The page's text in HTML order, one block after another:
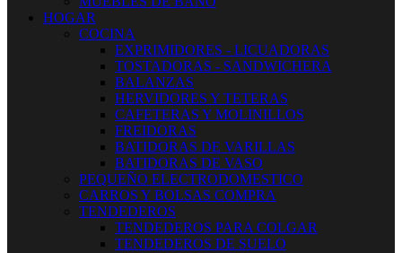
HOGAR
COCINA
EXPRIMIDORES - LICUADORAS
TOSTADORAS - SANDWICHERA
BALANZAS
HERVIDORES Y TETERAS
CAFETERAS Y MOLINILLOS
FREIDORAS
BATIDORAS DE VARILLAS
BATIDORAS DE VASO
PEQUEÑO ELECTRODOMESTICO
CARROS Y BOLSAS COMPRA
TENDEDEROS
TENDEDEROS PARA COLGAR
TENDEDEROS DE SUELO